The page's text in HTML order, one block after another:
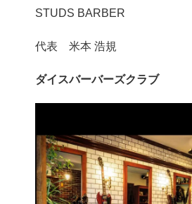
STUDS BARBER
代表 米本 浩規
ダイスバーバーズクラブ